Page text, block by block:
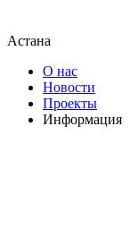
Астана
О нас
Новости
Проекты
Информация